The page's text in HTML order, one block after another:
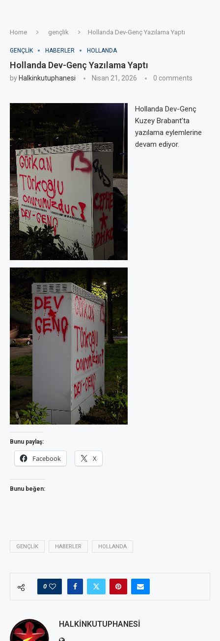
Home gençlik Hollanda Dev-Genç Yazılama Yaptı
GENÇLIK HABERLER HOLLANDA
Hollanda Dev-Genç Yazılama Yaptı
by Halkinkutuphanesi Nisan 21, 2026 0 comments
Hollanda Dev-Genç
Kuzey Brabant’ta
yazılama eylemlerine
devam ediyor.
Bunu paylaş:
Facebook X
Bunu beğen:
GENÇLIK HABERLER HOLLANDA
0
HALKINKUTUPHANESI